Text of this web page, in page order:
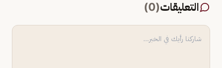
التعليقات(
0
)